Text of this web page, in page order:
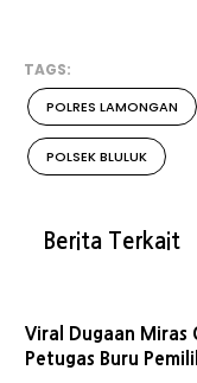
TAGS:
POLRES LAMONGAN
POLSEK BLULUK
Berita Terkait
Viral Dugaan Miras
Petugas Buru